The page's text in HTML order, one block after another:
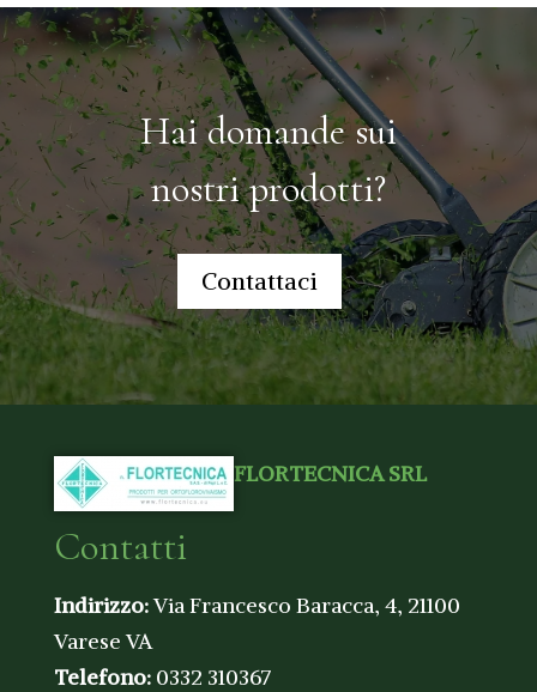
Hai domande sui
nostri prodotti?
Contattaci
FLORTECNICA SRL
Contatti
Indirizzo:Via Francesco Baracca, 4, 21100
Varese VA
Telefono: 0332 310367